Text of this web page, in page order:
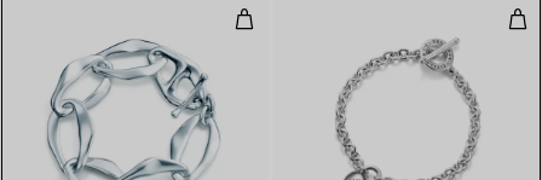
Aegean Armband mit